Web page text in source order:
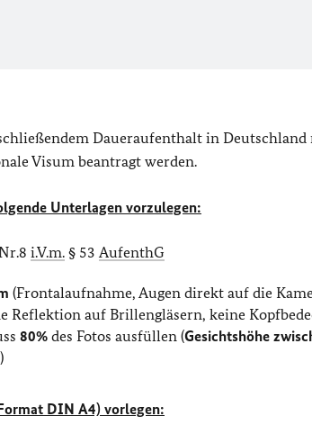
Daueraufenthalt in Deutschland
Visum beantragt werden.
Unterlagen vorzulegen:
Nr.8i.V.m. § 53AufenthG
(Frontalaufnahme, Augen direkt auf die
auf Brillengläsern, keine
80%des Fotos ausfüllen (Gesichtshöhe
DIN A4) vorlegen: